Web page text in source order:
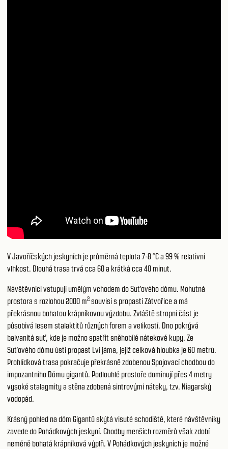
V Javoříčských jeskyních je průměrná teplota 7-8 °C a 99 % relativní
vlhkost. Dlouhá trasa trvá cca 60 a krátká cca 40 minut.
Návštěvníci vstupují umělým vchodem do Suťového dómu. Mohutná
prostora s rozlohou 2000 m2 souvisí s propastí Zátvořice a má
překrásnou bohatou krápníkovou výzdobu. Zvláště stropní část je
působivá lesem stalaktitů různých forem a velikostí. Dno pokrývá
balvanitá suť, kde je možno spatřit sněhobílé nátekové kupy. Ze
Suťového dómu ústí propast Lví jáma, jejíž celková hloubka je 60 metrů.
Prohlídková trasa pokračuje překrásně zdobenou Spojovací chodbou do
impozantního Dómu gigantů. Podlouhlé prostoře dominují přes 4 metry
vysoké stalagmity a stěna zdobená sintrovými náteky, tzv. Niagarský
vodopád.
Krásný pohled na dóm Gigantů skýtá visuté schodiště, které návštěvníky
zavede do Pohádkových jeskyní. Chodby menších rozměrů však zdobí
neméně bohatá krápníková výplň. V Pohádkových jeskyních je možné